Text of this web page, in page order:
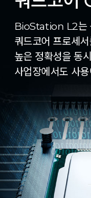
BioStation L2는
쿼드코어 프로세
높은 정확성을 동
사업장에서도 사